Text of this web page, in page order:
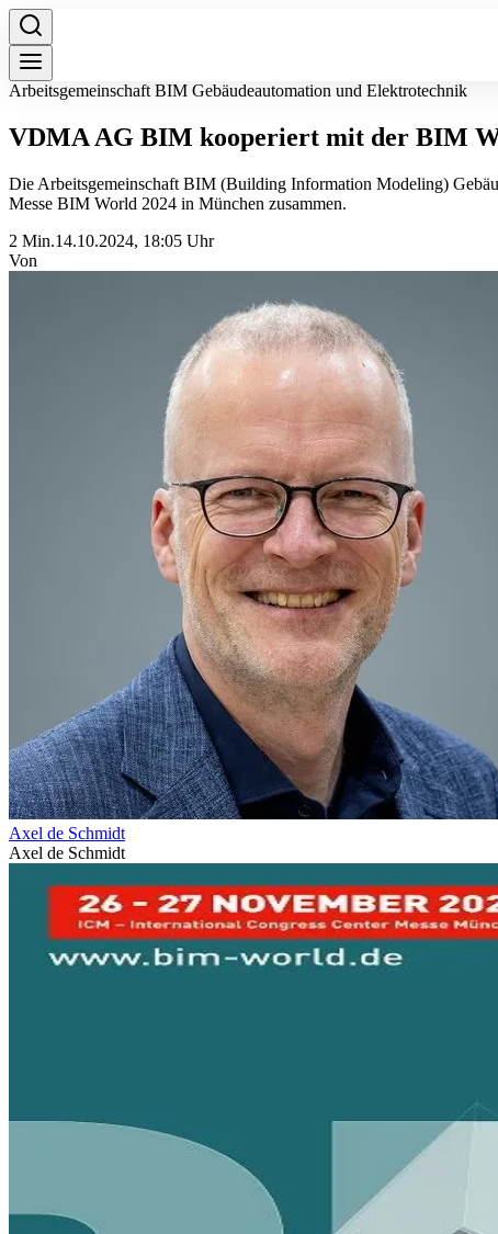
Arbeitsgemeinschaft BIM Gebäudeautomation und Elektrotechnik
VDMA AG BIM kooperiert mit der BIM
Die Arbeitsgemeinschaft BIM (Building Information Modeling)
Messe BIM World 2024 in München zusammen.
2 Min.14.10.2024, 18:05 Uhr
Von
Axel de Schmidt
Axel de Schmidt